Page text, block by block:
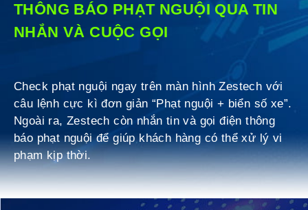
THÔNG BÁO PHẠT NGUỘI QUA TIN
NHẮN VÀ CUỘC GỌI
Check phạt nguội ngay trên màn hình Zestech với
câu lệnh cực kì đơn giản “Phạt nguội + biển số xe”.
Ngoài ra, Zestech còn nhắn tin và gọi điện thông
báo phạt nguội để giúp khách hàng có thể xử lý vi
phạm kịp thời.